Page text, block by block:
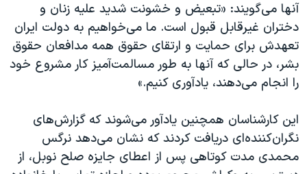
آنها می‌گویند: «تبعیض و خشونت شدید علیه زنان و
دختران غیرقابل قبول است. ما می‌خواهیم به دولت ایران
تعهدش برای حمایت و ارتقای حقوق همه مدافعان حقوق
بشر، در حالی که آنها به طور مسالمت‌آمیز کار مشروع خود
را انجام می‌دهند، یادآوری کنیم.»
این کارشناسان همچنین یادآور می‌شوند که گزارش‌های
نگران‌کننده‌ای دریافت کردند که نشان می‌دهد نرگس
محمدی مدت کوتاهی پس از اعطای جایزه صلح نوبل، از